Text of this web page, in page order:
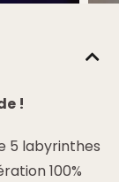
!
5 labyrinthes
100%